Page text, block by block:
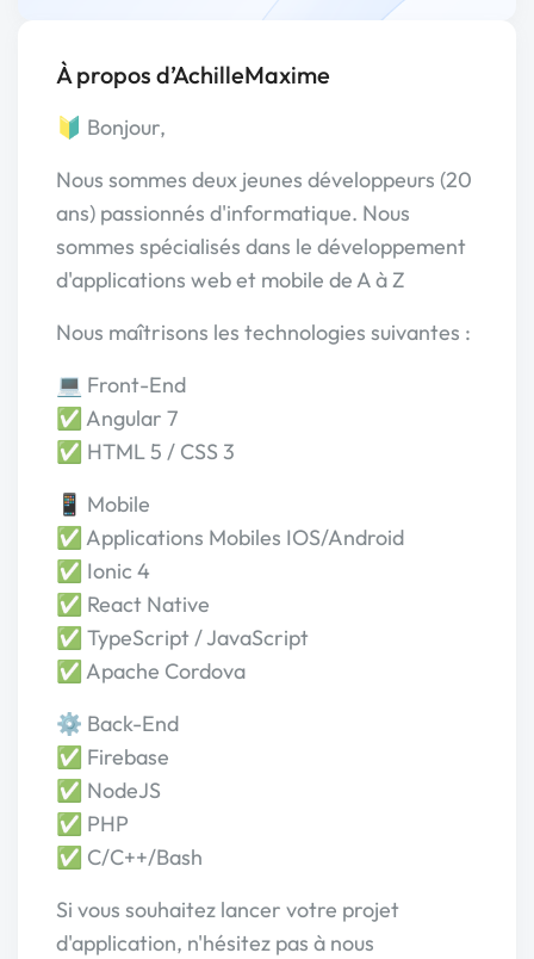
À propos d’AchilleMaxime
🔰 Bonjour,
Nous sommes deux jeunes développeurs (20
ans) passionnés d'informatique. Nous
sommes spécialisés dans le développement
d'applications web et mobile de A à Z
Nous maîtrisons les technologies suivantes :
💻 Front-End
✅ Angular 7
✅ HTML 5 / CSS 3
📱 Mobile
✅ Applications Mobiles IOS/Android
✅ Ionic 4
✅ React Native
✅ TypeScript / JavaScript
✅ Apache Cordova
⚙️ Back-End
✅ Firebase
✅ NodeJS
✅ PHP
✅ C/C++/Bash
Si vous souhaitez lancer votre projet
d'application, n'hésitez pas à nous